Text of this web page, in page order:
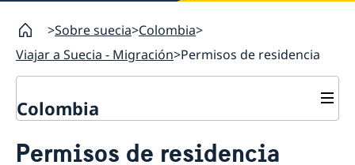
Sobre suecia Colombia
Viajar a Suecia - Migración Permisos de residencia
Colombia
Permisos de residencia